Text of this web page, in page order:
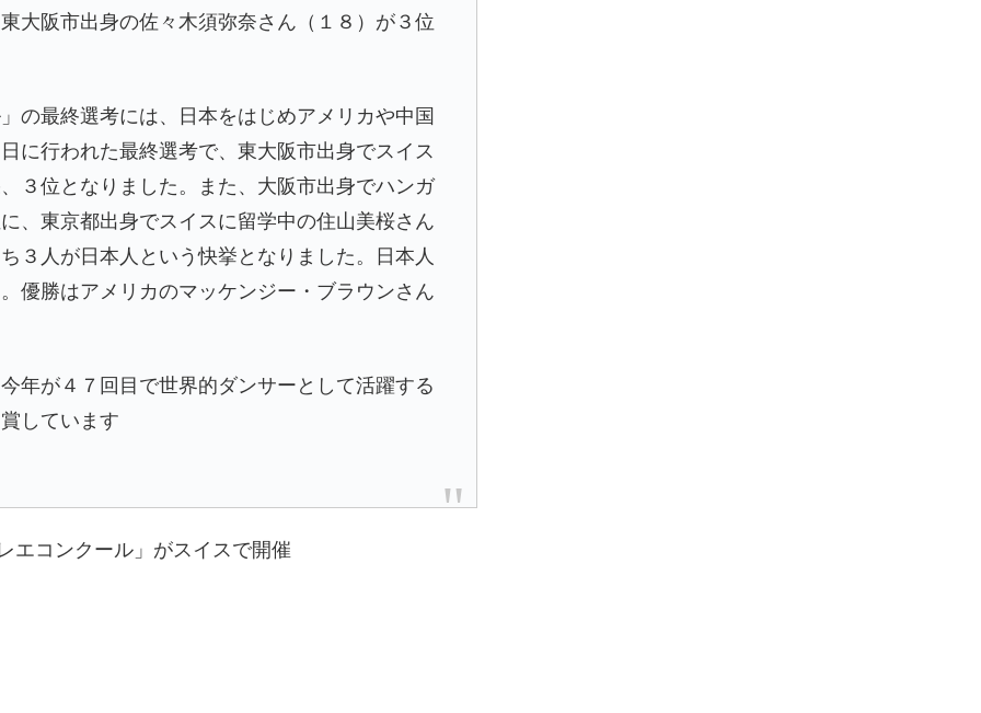
大阪市出身の佐々木須弥奈さん（１８）が３位
の最終選考には、日本をはじめアメリカや中国
に行われた最終選考で、東大阪市出身でスイス
３位となりました。また、大阪市出身でハンガ
、東京都出身でスイスに留学中の住山美桜さん
３人が日本人という快挙となりました。日本人
優勝はアメリカのマッケンジー・ブラウンさん
年が４７回目で世界的ダンサーとして活躍する
しています
エコンクール」がスイスで開催